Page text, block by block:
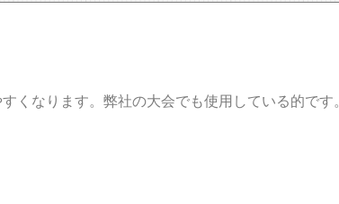
くなります。弊社の大会でも使用している的です。